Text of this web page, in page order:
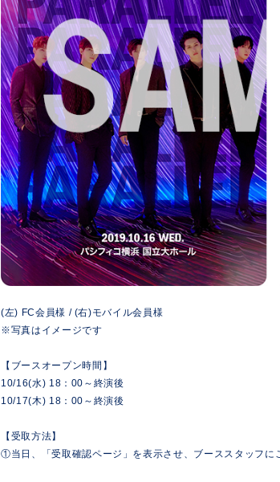
(左) FC会員様 / (右)モバイル会員様
※写真はイメージです
【ブースオープン時間】
10/16(水) 18：00～終演後
10/17(木) 18：00～終演後
【受取方法】
①当日、「受取確認ページ」を表示させ、ブーススタッフに